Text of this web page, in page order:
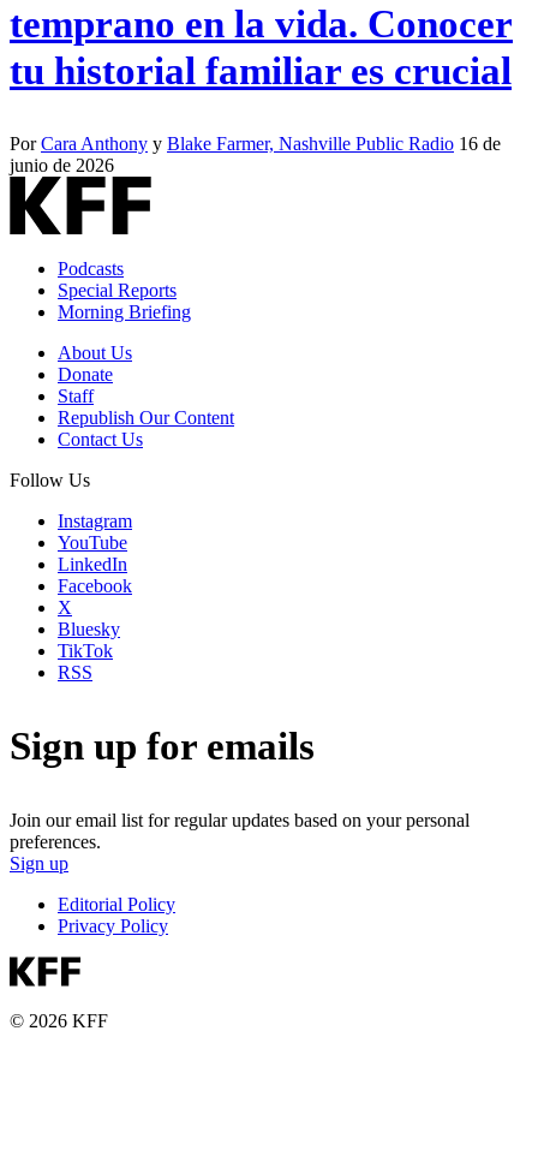
temprano en la vida. Conocer
tu historial familiar es crucial
PorCara Anthony y Blake Farmer, Nashville Public Radio 16 de
junio de 2026
Podcasts
Special Reports
Morning Briefing
About Us
Donate
Staff
Republish Our Content
Contact Us
Follow Us
Instagram
YouTube
LinkedIn
Facebook
X
Bluesky
TikTok
RSS
Sign up for emails
Join our email list for regular updates based on your personal
preferences.
Sign up
Editorial Policy
Privacy Policy
© 2026 KFF